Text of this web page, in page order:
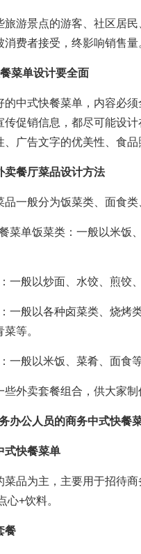
景点的游客、社区居民
消费者接受，终影响销售
菜单设计要全面
式快餐菜单，内容必须
传促销信息，都尽可能设
广告文字的优美性、食品
餐厅菜品设计方法
般分为饭菜类、面食类
单饭菜类：一般以米饭
般以炒面、水饺、煎饺、
般以各种卤菜类、烧烤
等。
般以米饭、菜肴、面食等
卖套餐组合，供大家制
办公人员的商务中式快餐
快餐菜单
为主，主要用于招待商
心+饮料。
餐